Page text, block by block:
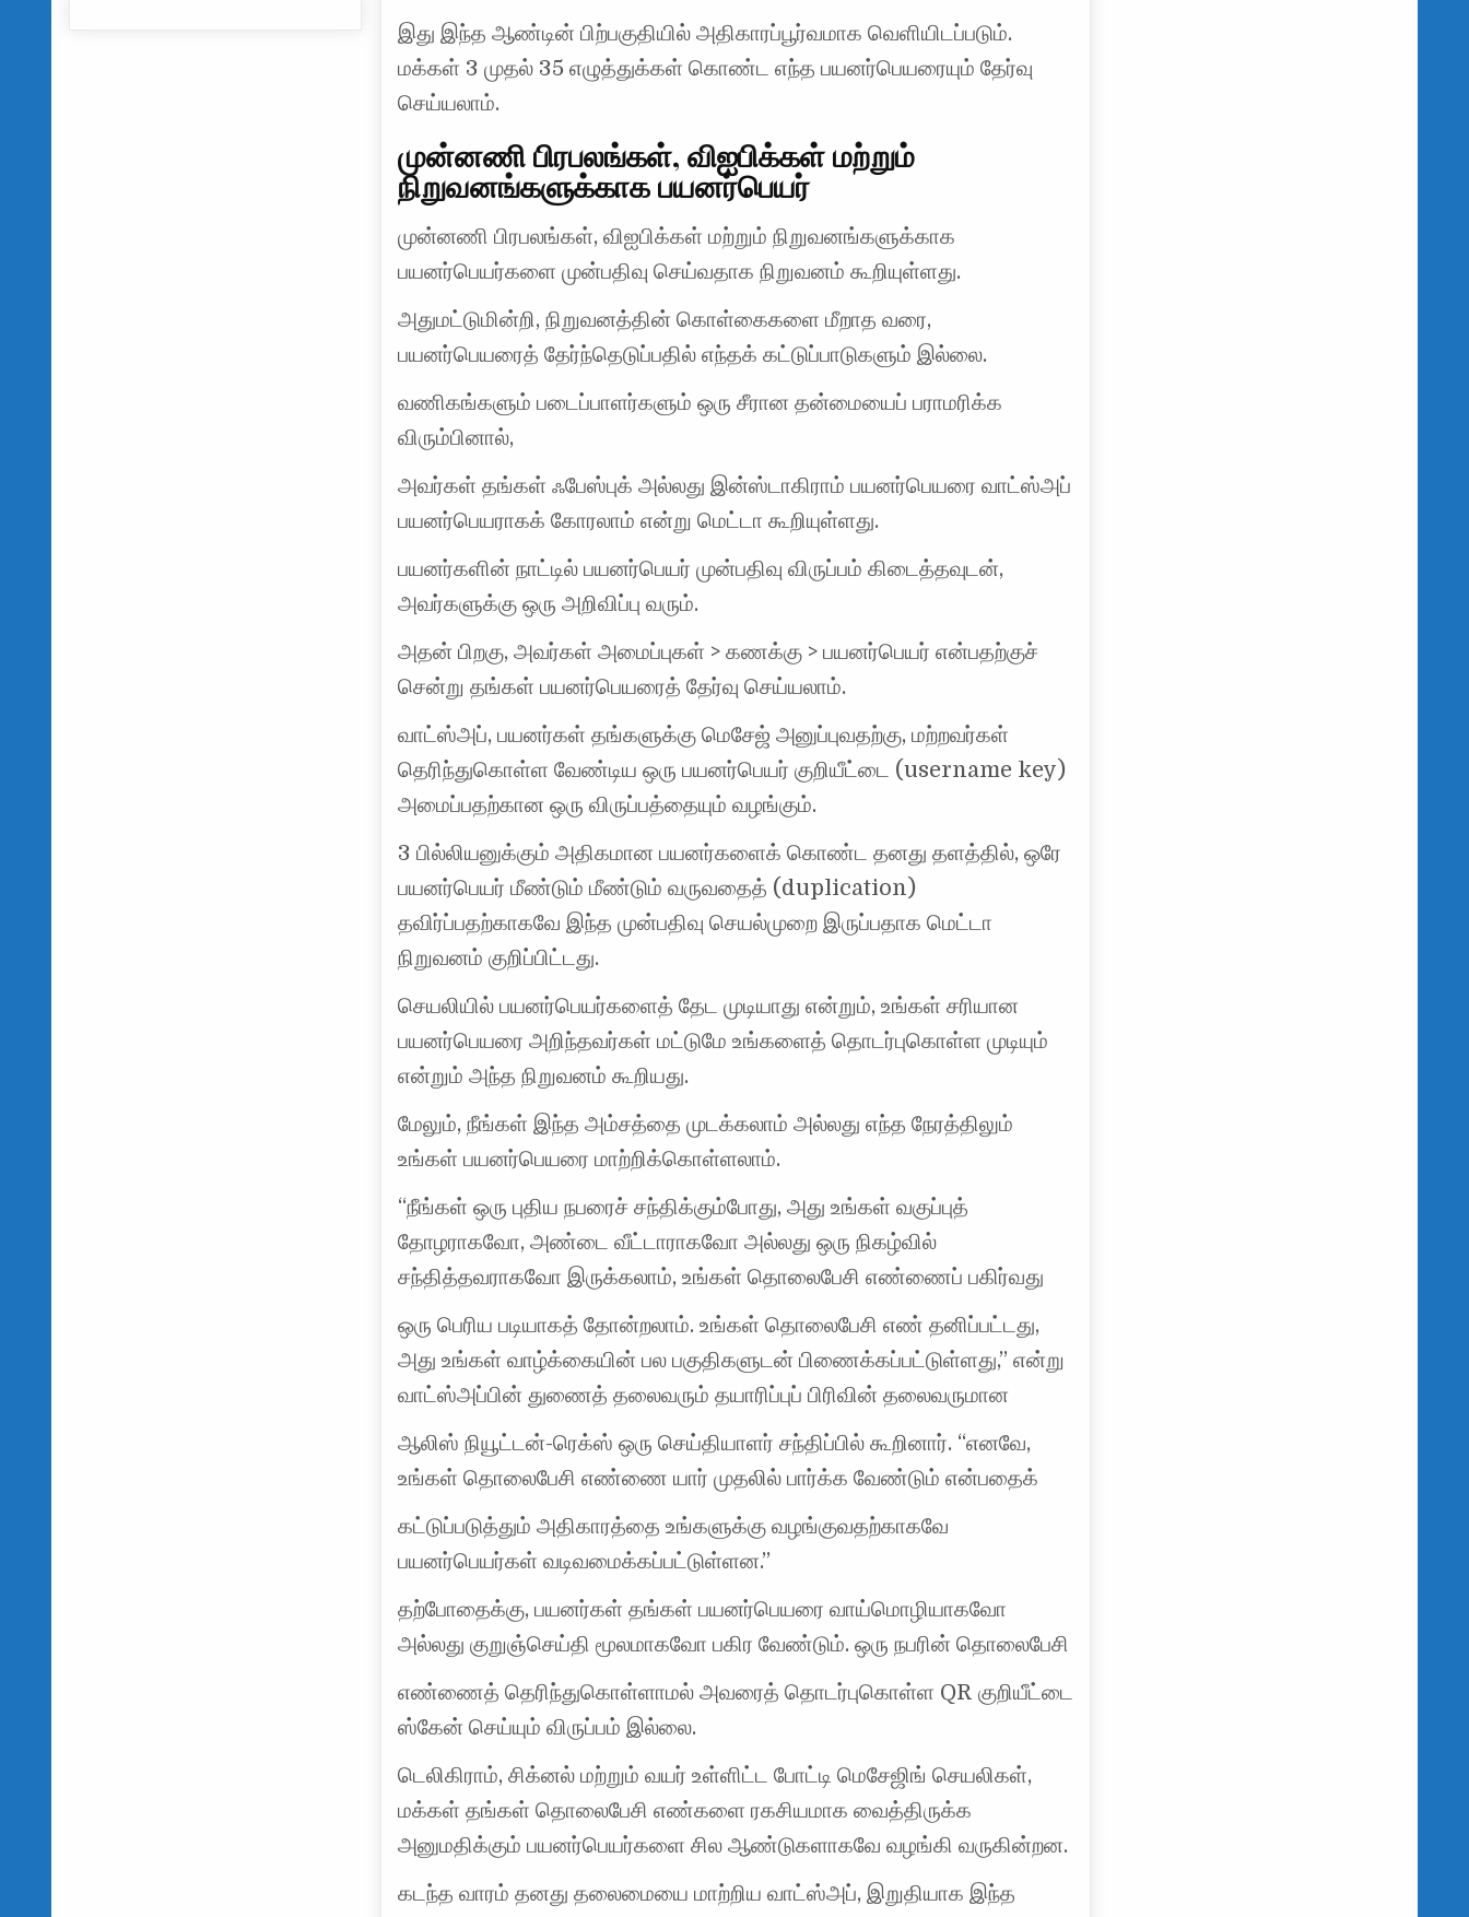
இது இந்த ஆண்டின் பிற்பகுதியில் அதிகாரப்பூர்வமாக வெளியிடப்படும்.
மக்கள் 3 முதல் 35 எழுத்துக்கள் கொண்ட எந்த பயனர்பெயரையும் தேர்வு
செய்யலாம்.
முன்னணி பிரபலங்கள், விஐபிக்கள் மற்றும்
நிறுவனங்களுக்காக பயனர்பெயர்
முன்னணி பிரபலங்கள், விஐபிக்கள் மற்றும் நிறுவனங்களுக்காக
பயனர்பெயர்களை முன்பதிவு செய்வதாக நிறுவனம் கூறியுள்ளது.
அதுமட்டுமின்றி, நிறுவனத்தின் கொள்கைகளை மீறாத வரை,
பயனர்பெயரைத் தேர்ந்தெடுப்பதில் எந்தக் கட்டுப்பாடுகளும் இல்லை.
வணிகங்களும் படைப்பாளர்களும் ஒரு சீரான தன்மையைப் பராமரிக்க
விரும்பினால்,
அவர்கள் தங்கள் ஃபேஸ்புக் அல்லது இன்ஸ்டாகிராம் பயனர்பெயரை வாட்ஸ்அப்
பயனர்பெயராகக் கோரலாம் என்று மெட்டா கூறியுள்ளது.
பயனர்களின் நாட்டில் பயனர்பெயர் முன்பதிவு விருப்பம் கிடைத்தவுடன்,
அவர்களுக்கு ஒரு அறிவிப்பு வரும்.
அதன் பிறகு, அவர்கள் அமைப்புகள் > கணக்கு > பயனர்பெயர் என்பதற்குச்
சென்று தங்கள் பயனர்பெயரைத் தேர்வு செய்யலாம்.
வாட்ஸ்அப், பயனர்கள் தங்களுக்கு மெசேஜ் அனுப்புவதற்கு, மற்றவர்கள்
தெரிந்துகொள்ள வேண்டிய ஒரு பயனர்பெயர் குறியீட்டை (username key)
அமைப்பதற்கான ஒரு விருப்பத்தையும் வழங்கும்.
3 பில்லியனுக்கும் அதிகமான பயனர்களைக் கொண்ட தனது தளத்தில், ஒரே
பயனர்பெயர் மீண்டும் மீண்டும் வருவதைத் (duplication)
தவிர்ப்பதற்காகவே இந்த முன்பதிவு செயல்முறை இருப்பதாக மெட்டா
நிறுவனம் குறிப்பிட்டது.
செயலியில் பயனர்பெயர்களைத் தேட முடியாது என்றும், உங்கள் சரியான
பயனர்பெயரை அறிந்தவர்கள் மட்டுமே உங்களைத் தொடர்புகொள்ள முடியும்
என்றும் அந்த நிறுவனம் கூறியது.
மேலும், நீங்கள் இந்த அம்சத்தை முடக்கலாம் அல்லது எந்த நேரத்திலும்
உங்கள் பயனர்பெயரை மாற்றிக்கொள்ளலாம்.
“நீங்கள் ஒரு புதிய நபரைச் சந்திக்கும்போது, ​​அது உங்கள் வகுப்புத்
தோழராகவோ, அண்டை வீட்டாராகவோ அல்லது ஒரு நிகழ்வில்
சந்தித்தவராகவோ இருக்கலாம், உங்கள் தொலைபேசி எண்ணைப் பகிர்வது
ஒரு பெரிய படியாகத் தோன்றலாம். உங்கள் தொலைபேசி எண் தனிப்பட்டது,
அது உங்கள் வாழ்க்கையின் பல பகுதிகளுடன் பிணைக்கப்பட்டுள்ளது,” என்று
வாட்ஸ்அப்பின் துணைத் தலைவரும் தயாரிப்புப் பிரிவின் தலைவருமான
ஆலிஸ் நியூட்டன்-ரெக்ஸ் ஒரு செய்தியாளர் சந்திப்பில் கூறினார். “எனவே,
உங்கள் தொலைபேசி எண்ணை யார் முதலில் பார்க்க வேண்டும் என்பதைக்
கட்டுப்படுத்தும் அதிகாரத்தை உங்களுக்கு வழங்குவதற்காகவே
பயனர்பெயர்கள் வடிவமைக்கப்பட்டுள்ளன.”
தற்போதைக்கு, பயனர்கள் தங்கள் பயனர்பெயரை வாய்மொழியாகவோ
அல்லது குறுஞ்செய்தி மூலமாகவோ பகிர வேண்டும். ஒரு நபரின் தொலைபேசி
எண்ணைத் தெரிந்துகொள்ளாமல் அவரைத் தொடர்புகொள்ள QR குறியீட்டை
ஸ்கேன் செய்யும் விருப்பம் இல்லை.
டெலிகிராம், சிக்னல் மற்றும் வயர் உள்ளிட்ட போட்டி மெசேஜிங் செயலிகள்,
மக்கள் தங்கள் தொலைபேசி எண்களை ரகசியமாக வைத்திருக்க
அனுமதிக்கும் பயனர்பெயர்களை சில ஆண்டுகளாகவே வழங்கி வருகின்றன.
கடந்த வாரம் தனது தலைமையை மாற்றிய வாட்ஸ்அப், இறுதியாக இந்த